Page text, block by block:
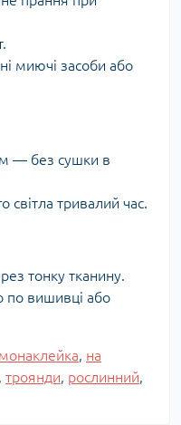
миючі засоби або
— без сушки в
світла тривалий час.
тонку тканину.
по вишивці або
, на
, троянди, рослинний,